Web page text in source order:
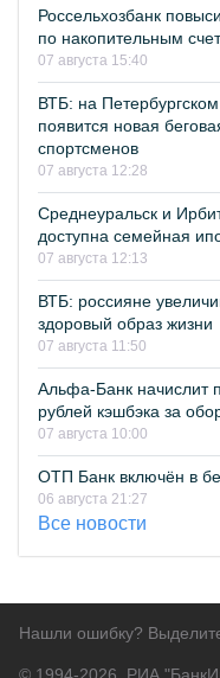
Россельхозбанк
по накопительным
07 августа 15:40
ВТБ: на
появится новая
спортсменов
07 августа 12:28
Среднеуральск и
доступна семейная
07 августа 12:13
ВТБ: россияне
здоровый образ жизни
07 августа 11:50
Альфа-Банк начислит
рублей кэшбэка за
07 августа 10:00
ОТП Банк включён в
06 августа 21:27
Все новости
Нашли ошибку?